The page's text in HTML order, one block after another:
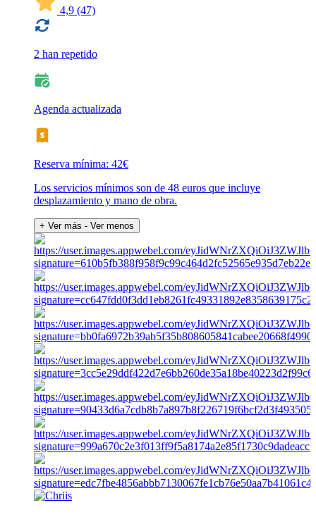
4,9 (47)
2 han repetido
Agenda actualizada
Reserva mínima: 42€
Los servicios mínimos son de 48 euros que incluye
desplazamiento y mano de obra.
+ Ver más - Ver menos